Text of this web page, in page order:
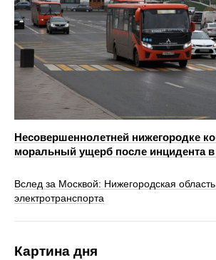
Несовершеннолетней нижегородке
моральный ущерб после инцидента в
Вслед за Москвой: Нижегородская
электротранспорта
Картина дня